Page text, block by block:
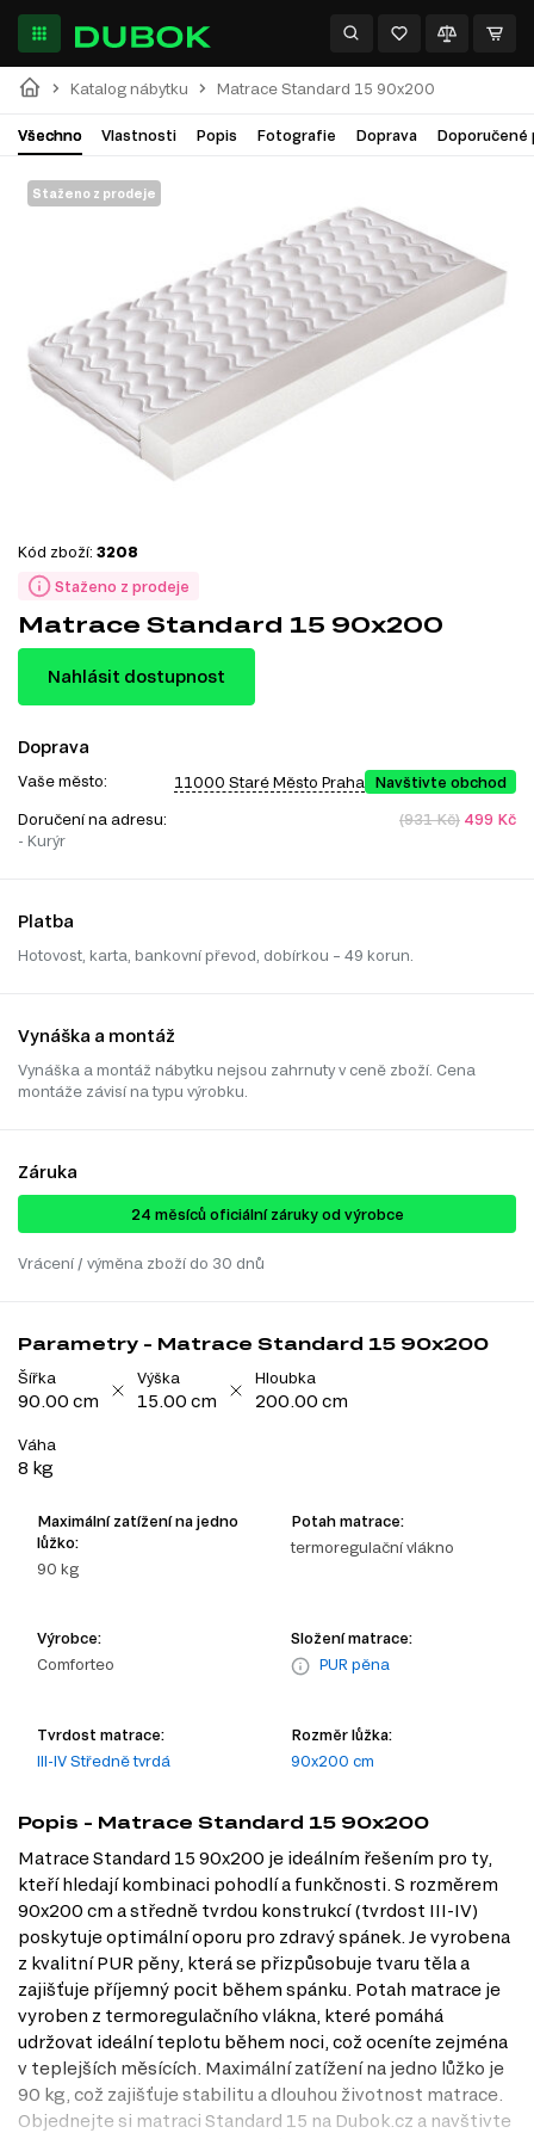
Katalog nábytku Matrace Standard 15 90x200
Všechno Vlastnosti Popis Fotografie Doprava Doporučené
Staženo z prodeje
Staženo z prodeje
Kód zboží: 3208
Matrace Standard 15 90x200
Nahlásit dostupnost
Doprava
Vaše město: 11000 Staré Město Praha Navštivte obchod
Doručení na adresu:
- Kurýr
(931 Kč) 499 Kč
Platba
Hotovost, karta, bankovní převod, dobírkou – 49 korun.
Vynáška a montáž
Vynáška a montáž nábytku nejsou zahrnuty v ceně zboží. Cena
montáže závisí na typu výrobku.
Záruka
24 ​​​​měsíců oficiální záruky od výrobce
Vrácení / výměna zboží do 30 dnů
Parametry - Matrace Standard 15 90x200
Šířka
90.00 cm
Výška
15.00 cm
Hloubka
200.00 cm
Váha
8 kg
Maximální zatížení na jedno
lůžko:
90 kg
Potah matrace:
termoregulační vlákno
Výrobce:
Comforteo
Složení matrace:
PUR pěna
Tvrdost matrace:
III-IV Středně tvrdá
Rozměr lůžka:
90x200 cm
Popis - Matrace Standard 15 90x200
Matrace Standard 15 90x200 je ideálním řešením pro ty,
kteří hledají kombinaci pohodlí a funkčnosti. S rozměrem
90x200 cm a středně tvrdou konstrukcí (tvrdost III-IV)
poskytuje optimální oporu pro zdravý spánek. Je vyrobena
z kvalitní PUR pěny, která se přizpůsobuje tvaru těla a
zajišťuje příjemný pocit během spánku. Potah matrace je
vyroben z termoregulačního vlákna, které pomáhá
udržovat ideální teplotu během noci, což oceníte zejména
v teplejších měsících. Maximální zatížení na jedno lůžko je
90 kg, což zajišťuje stabilitu a dlouhou životnost matrace.
Objednejte si matraci Standard 15 na Dubok.cz a navštivte